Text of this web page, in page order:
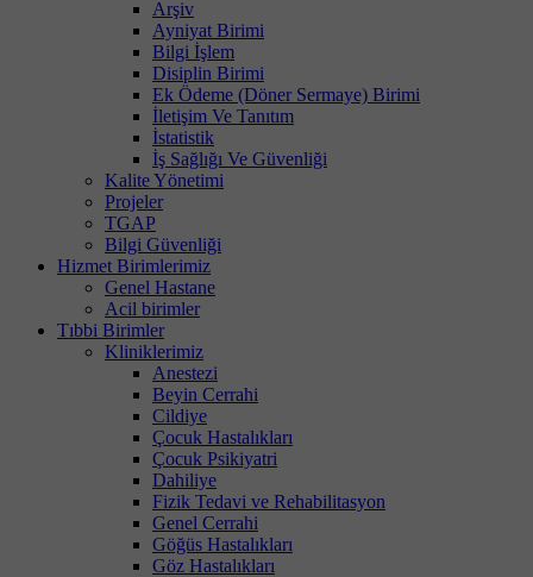
Arşiv
Ayniyat Birimi
Bilgi İşlem
Disiplin Birimi
Ek Ödeme (Döner Sermaye) Birimi
İletişim Ve Tanıtım
İstatistik
İş Sağlığı Ve Güvenliği
Kalite Yönetimi
Projeler
TGAP
Bilgi Güvenliği
Hizmet Birimlerimiz
Genel Hastane
Acil birimler
Tıbbi Birimler
Kliniklerimiz
Anestezi
Beyin Cerrahi
Cildiye
Çocuk Hastalıkları
Çocuk Psikiyatri
Dahiliye
Fizik Tedavi ve Rehabilitasyon
Genel Cerrahi
Göğüs Hastalıkları
Göz Hastalıkları